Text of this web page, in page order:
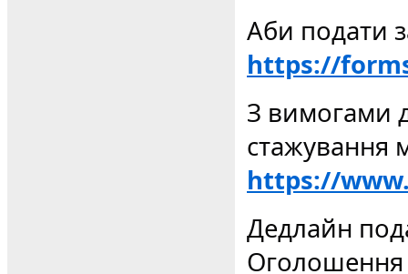
Аби подати
https://
З вимогами
стажування
https://
Дедлайн
Оголошення